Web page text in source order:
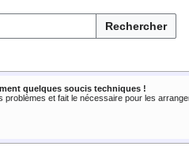
Rechercher
quelques soucis techniques !
problèmes et fait le nécessaire pour les